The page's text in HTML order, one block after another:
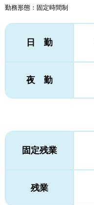
勤務形態：固定時間制
日 勤
夜 勤
固定残業
残業